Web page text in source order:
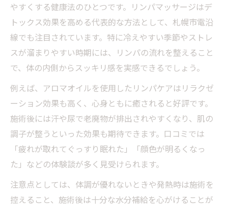
オイルリンパマッサージの選び方と効果
むくみを防ぐ日常生活のポイント解説
深く癒される札幌市電エリアのケアの魅力
リンパマッサージで体感する深い癒しの時
札幌エリアで人気のデトックスケアの特徴
オイルマッサージとリンパの相乗効果とは
個室で受ける至福のリンパマッサージ体験
ヘッドマッサージと組み合わせた癒し術
日常疲労を根本からケアするためには
リンパマッサージで慢性疲労を和らげる方
法
やすくする健康法のひとつです。リンパマッサージはデ
トックス効果を高める代表的な方法として、札幌市電沿
線でも注目されています。特に冷えやすい季節やストレ
スが溜まりやすい時期には、リンパの流れを整えること
で、体の内側からスッキリ感を実感できるでしょう。
例えば、アロマオイルを使用したリンパケアはリラクゼ
ーション効果も高く、心身ともに癒されると好評です。
施術後には汗や尿で老廃物が排出されやすくなり、肌の
調子が整うといった効果も期待できます。口コミでは
「疲れが取れてぐっすり眠れた」「顔色が明るくなっ
た」などの体験談が多く見受けられます。
注意点としては、体調が優れないときや発熱時は施術を
控えること、施術後は十分な水分補給を心がけることが